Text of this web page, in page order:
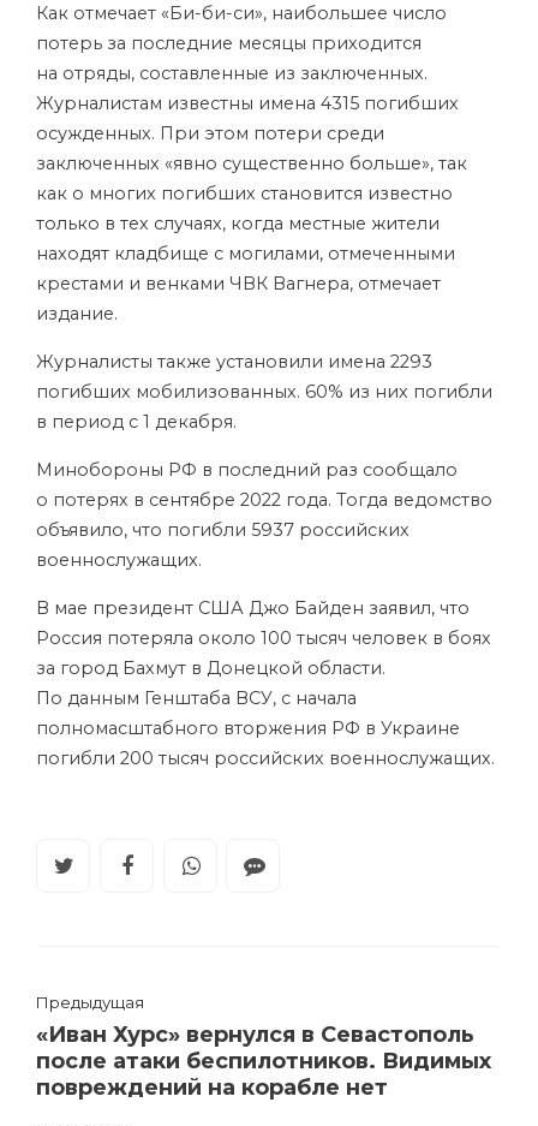
Как отмечает «Би-би-си», наибольшее число
потерь за последние месяцы приходится
на отряды, составленные из заключенных.
Журналистам известны имена 4315 погибших
осужденных. При этом потери среди
заключенных «явно существенно больше», так
как о многих погибших становится известно
только в тех случаях, когда местные жители
находят кладбище с могилами, отмеченными
крестами и венками ЧВК Вагнера, отмечает
издание.
Журналисты также установили имена 2293
погибших мобилизованных. 60% из них погибли
в период с 1 декабря.
Минобороны РФ в последний раз сообщало
о потерях в сентябре 2022 года. Тогда ведомство
объявило, что погибли 5937 российских
военнослужащих.
В мае президент США Джо Байден заявил, что
Россия потеряла около 100 тысяч человек в боях
за город Бахмут в Донецкой области.
По данным Генштаба ВСУ, с начала
полномасштабного вторжения РФ в Украине
погибли 200 тысяч российских военнослужащих.
Предыдущая
«Иван Хурс» вернулся в Севастополь
после атаки беспилотников. Видимых
повреждений на корабле нет